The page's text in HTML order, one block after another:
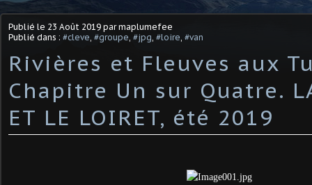
Publié le 23 Août 2019 par maplumefee
Publié dans : #cleve #groupe #jpg #loire #van
Rivières et Fleuves aux
Chapitre Un sur Quatre.
ET LE LOIRET, été 2019